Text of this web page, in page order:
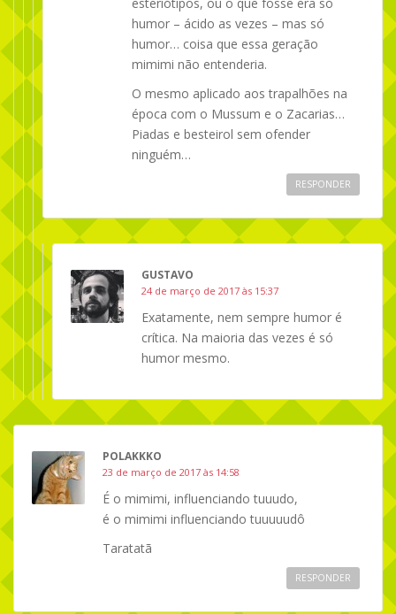
humor – ácido as vezes – mas só
humor… coisa que essa geração
mimimi não entenderia.
O mesmo aplicado aos trapalhões na
época com o Mussum e o Zacarias…
Piadas e besteirol sem ofender
ninguém…
RESPONDER
GUSTAVO
24 de março de 2017 às 15:37
Exatamente, nem sempre humor é
crítica. Na maioria das vezes é só
humor mesmo.
POLAKKKO
23 de março de 2017 às 14:58
É o mimimi, influenciando tuuudo,
é o mimimi influenciando tuuuuudô
Taratatã
RESPONDER